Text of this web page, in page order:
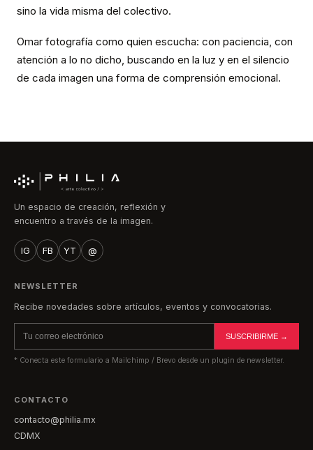
sino la vida misma del colectivo.
Omar fotografía como quien escucha: con paciencia, con
atención a lo no dicho, buscando en la luz y en el silencio
de cada imagen una forma de comprensión emocional.
Un espacio de creación, reflexión y
encuentro a través de la imagen.
IG FB YT @
NEWSLETTER
Recibe novedades sobre artículos, eventos y convocatorias.
SUSCRIBIRME →
* Conecta este formulario a Mailchimp / Brevo desde un plugin de newsletter.
CONTACTO
contacto@philia.mx
CDMX